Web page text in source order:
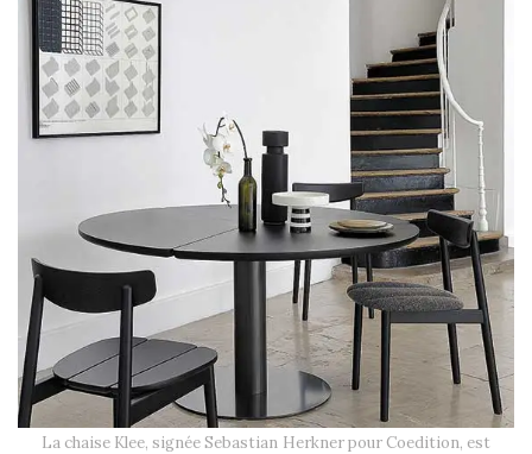
La chaise Klee, signée Sebastian Herkner pour Coedition, est